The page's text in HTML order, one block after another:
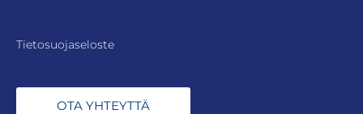
Tietosuojaseloste
OTA YHTEYTTÄ